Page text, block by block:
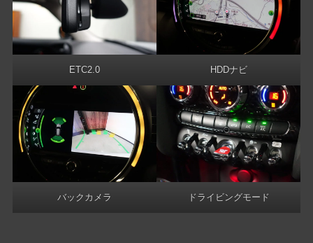
ETC2.0 HDDナビ
バックカメラ ドライビングモード